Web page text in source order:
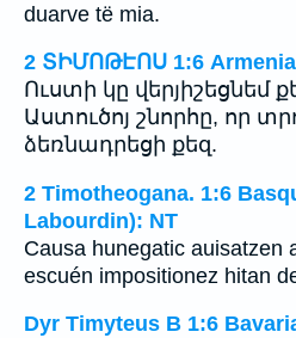
duarve të mia.
2 ՏԻՄՈԹԷՈՍ 1:6
Ուստի կը վերյիշեցնեմ
Աստուծոյ շնորհը, որ
ձեռնադրեցի քեզ.
2 Timotheogana. 1:6
Labourdin): NT
Causa hunegatic auisatzen
escuén impositionez hitan
Dyr Timyteus B 1:6